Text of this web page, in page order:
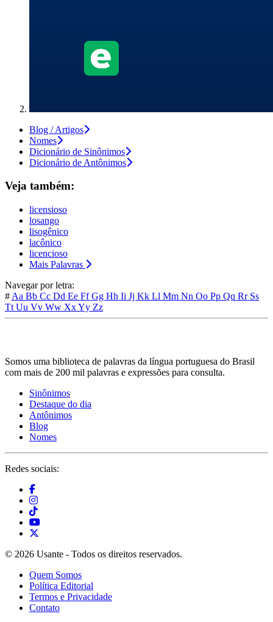
Blog / Artigos
Nomes
Dicionário de Sinônimos
Dicionário de Antônimos
Veja também:
licensioso
losango
lisogênico
lacônico
licencioso
Mais Palavras
Navegar por letra:
# Aa Bb Cc Dd Ee FfGg Hh Ii Jj Kk Ll Mm Nn Oo Pp Qq Rr Ss
Tt Uu Vv Ww XxYy Zz
Somos uma biblioteca de palavras da língua portuguesa do Brasil
com mais de 200 mil palavras e expressões para consulta.
Sinônimos
Destaque do dia
Antônimos
Blog
Nomes
Redes sociais:
© 2026 Usante - Todos os direitos reservados.
Quem Somos
Política Editorial
Termos e Privacidade
Contato